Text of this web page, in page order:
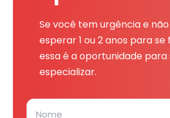
Se você tem urgência e
esperar 1 ou 2 anos para
essa é a oportunidade para
especializar.